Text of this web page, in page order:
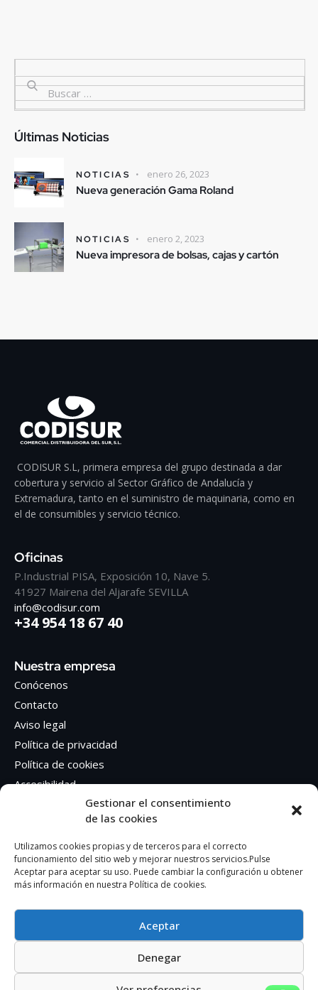
Gestionar el consentimiento
de las cookies
Utilizamos cookies propias y de terceros para el correcto
funcionamiento del sitio web y mejorar nuestros servicios.Pulse
Aceptar para aceptar su uso. Puede cambiar la configuración u obtener
más información en nuestra Política de cookies.
Aceptar
Denegar
Últimas Noticias
NOTICIAS enero 26, 2023
Nueva generación Gama Roland
NOTICIAS enero 2, 2023
Nueva impresora de bolsas, cajas y cartón
CODISUR S.L, primera empresa del grupo destinada a dar
cobertura y servicio al Sector Gráfico de Andalucía y
Extremadura, tanto en el suministro de maquinaria, como en
el de consumibles y servicio técnico.
Oficinas
P.Industrial PISA, Exposición 10, Nave 5.
41927 Mairena del Aljarafe SEVILLA
info@codisur.com
+34 954 18 67 40
Nuestra empresa
Conócenos
Contacto
Aviso legal
Política de privacidad
Política de cookies
Accesibilidad
Síguenos en Redes sociales
Facebook
Instagram
AUTOEDICION GRAFICA SA – CIF: A41362401